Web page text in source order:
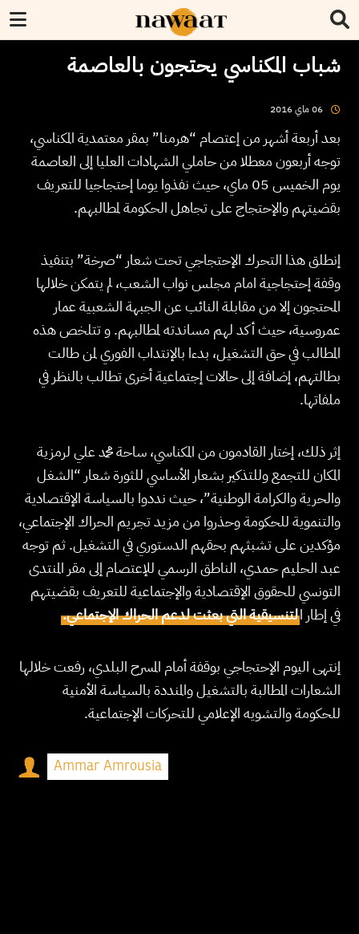
شباب المكناسي يحتجون بالعاصمة
06ماي2016
بعد أربعة أشهر من إعتصام “هرمنا” بمقر معتمدية المكناسي،
توجه أربعون معطلا من حاملي الشهادات العليا إلى العاصمة
يوم الخميس 05 ماي، حيث نفذوا يوما إحتجاجيا للتعريف
بقضيتهم والإحتجاج على تجاهل الحكومة لمطالبهم.
إنطلق هذا التحرك الإحتجاجي تحت شعار “صرخة” بتنفيذ
وقفة إحتجاجية امام مجلس نواب الشعب، لم يتمكن خلالها
المحتجون إلا من مقابلة النائب عن الجبهة الشعبية عمار
عمروسية، حيث أكد لهم مساندته لمطالبهم. و تتلخص هذه
المطالب في حق التشغيل، بدءا بالإنتداب الفوري لمن طالت
بطالتهم، إضافة إلى حالات إجتماعية أخرى تطالب بالنظر في
ملفاتها.
إثر ذلك، إختار القادمون من المكناسي، ساحة محمد علي لرمزية
المكان للتجمع وللتذكير بشعار الأساسي للثورة شعار “الشغل
والحرية والكرامة الوطنية”، حيث نددوا بالسياسة الإقتصادية
والتنموية للحكومة وحذروا من مزيد تجريم الحراك الإجتماعي،
مؤكدين على تشبثهم بحقهم الدستوري في التشغيل. ثم توجه
عبد الحليم حمدي، الناطق الرسمي للإعتصام إلى مقر المنتدى
التونسي للحقوق الإقتصادية والإجتماعية للتعريف بقضيتهم
في إطار التنسيقية التي بعثت لدعم الحراك الإجتماعي.
إنتهى اليوم الإحتجاجي بوقفة أمام المسرح البلدي، رفعت خلالها
الشعارات المطالبة بالتشغيل والمنددة بالسياسة الأمنية
للحكومة والتشويه الإعلامي للتحركات الإجتماعية.
Ammar Amrousia